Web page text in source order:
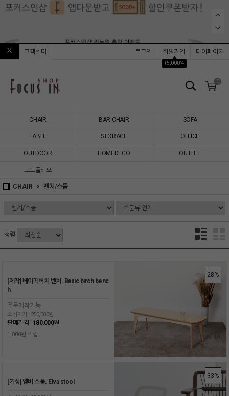
고객센터 로그인
회원가입
▲
+5,000원
마이페이지
0
CHAIR BAR CHAIR SOFA
TABLE STORAGE OFFICE
OUTDOOR HOMEDECO OUTLET
포트폴리오
CHAIR 벤치/스툴
정렬
28%
[제작] 베이직버치 벤치. Basic birch benc
h
주문제작가능
소비자가 : 250,000원
판매가격 : 180,000원
1,800원 적립
33%
[기성] 엘버 스툴. Elva stool